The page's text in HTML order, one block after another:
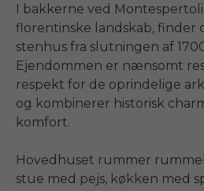
I bakkerne ved
florentinske landskab, finder
stenhus fra slutningen af
Ejendommen er nænsomt
respekt for de oprindelige
og kombinerer historisk
komfort.
Hovedhuset rummer
stue med pejs, køkken med